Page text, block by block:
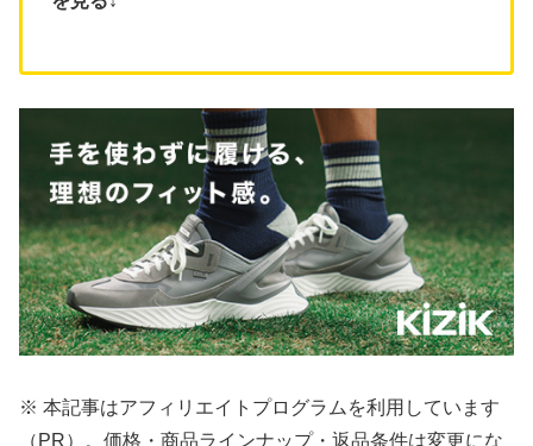
※ 本記事はアフィリエイトプログラムを利用しています
（PR）。価格・商品ラインナップ・返品条件は変更にな